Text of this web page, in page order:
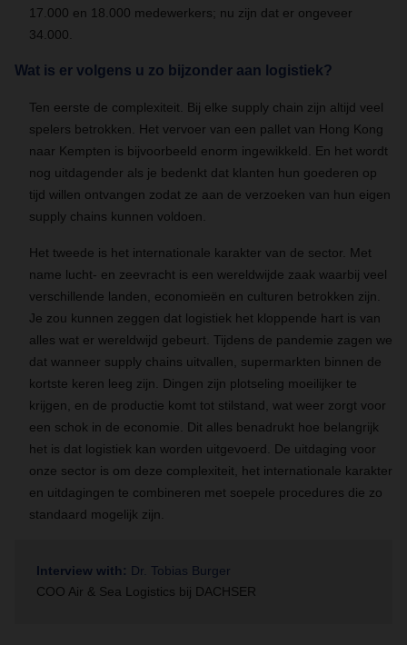
17.000 en 18.000 medewerkers; nu zijn dat er ongeveer
34.000.
Wat is er volgens u zo bijzonder aan logistiek?
Ten eerste de complexiteit. Bij elke supply chain zijn altijd veel
spelers betrokken. Het vervoer van een pallet van Hong Kong
naar Kempten is bijvoorbeeld enorm ingewikkeld. En het wordt
nog uitdagender als je bedenkt dat klanten hun goederen op
tijd willen ontvangen zodat ze aan de verzoeken van hun eigen
supply chains kunnen voldoen.
Het tweede is het internationale karakter van de sector. Met
name lucht- en zeevracht is een wereldwijde zaak waarbij veel
verschillende landen, economieën en culturen betrokken zijn.
Je zou kunnen zeggen dat logistiek het kloppende hart is van
alles wat er wereldwijd gebeurt. Tijdens de pandemie zagen we
dat wanneer supply chains uitvallen, supermarkten binnen de
kortste keren leeg zijn. Dingen zijn plotseling moeilijker te
krijgen, en de productie komt tot stilstand, wat weer zorgt voor
een schok in de economie. Dit alles benadrukt hoe belangrijk
het is dat logistiek kan worden uitgevoerd. De uitdaging voor
onze sector is om deze complexiteit, het internationale karakter
en uitdagingen te combineren met soepele procedures die zo
standaard mogelijk zijn.
Interview with: Dr. Tobias Burger
COO Air & Sea Logistics bij DACHSER